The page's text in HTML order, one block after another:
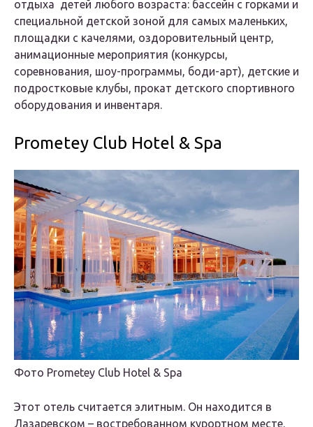
отдыха детей любого возраста: бассейн с горками и
специальной детской зоной для самых маленьких,
площадки с качелями, оздоровительный центр,
анимационные мероприятия (конкурсы,
соревнования, шоу-программы, боди-арт), детские и
подростковые клубы, прокат детского спортивного
оборудования и инвентаря.
Prometey Club Hotel & Spa
Фото Prometey Club Hotel & Spa
Этот отель считается элитным. Он находится в
Лазаревском – востребованном курортном месте.